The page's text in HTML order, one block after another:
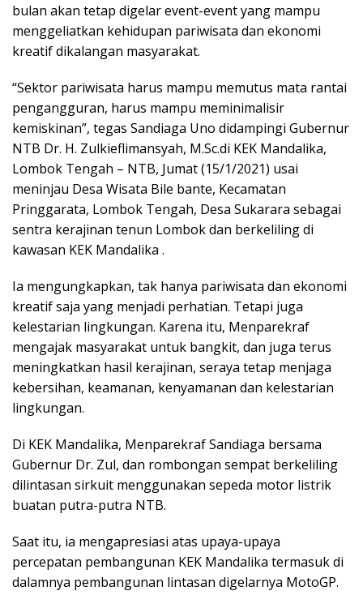
bulan akan tetap digelar event-event yang mampu
menggeliatkan kehidupan pariwisata dan ekonomi
kreatif dikalangan masyarakat.
“Sektor pariwisata harus mampu memutus mata rantai
pengangguran, harus mampu meminimalisir
kemiskinan”, tegas Sandiaga Uno didampingi Gubernur
NTB Dr. H. Zulkieflimansyah, M.Sc.di KEK Mandalika,
Lombok Tengah – NTB, Jumat (15/1/2021) usai
meninjau Desa Wisata Bile bante, Kecamatan
Pringgarata, Lombok Tengah, Desa Sukarara sebagai
sentra kerajinan tenun Lombok dan berkeliling di
kawasan KEK Mandalika .
Ia mengungkapkan, tak hanya pariwisata dan ekonomi
kreatif saja yang menjadi perhatian. Tetapi juga
kelestarian lingkungan. Karena itu, Menparekraf
mengajak masyarakat untuk bangkit, dan juga terus
meningkatkan hasil kerajinan, seraya tetap menjaga
kebersihan, keamanan, kenyamanan dan kelestarian
lingkungan.
Di KEK Mandalika, Menparekraf Sandiaga bersama
Gubernur Dr. Zul, dan rombongan sempat berkeliling
dilintasan sirkuit menggunakan sepeda motor listrik
buatan putra-putra NTB.
Saat itu, ia mengapresiasi atas upaya-upaya
percepatan pembangunan KEK Mandalika termasuk di
dalamnya pembangunan lintasan digelarnya MotoGP.